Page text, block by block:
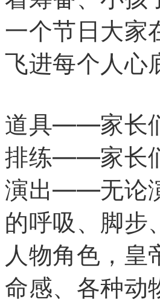
一个节日大家
飞进每个人心
道具——家长
排练——家长
演出——无论
的呼吸、脚步
人物角色，皇
命感、各种动